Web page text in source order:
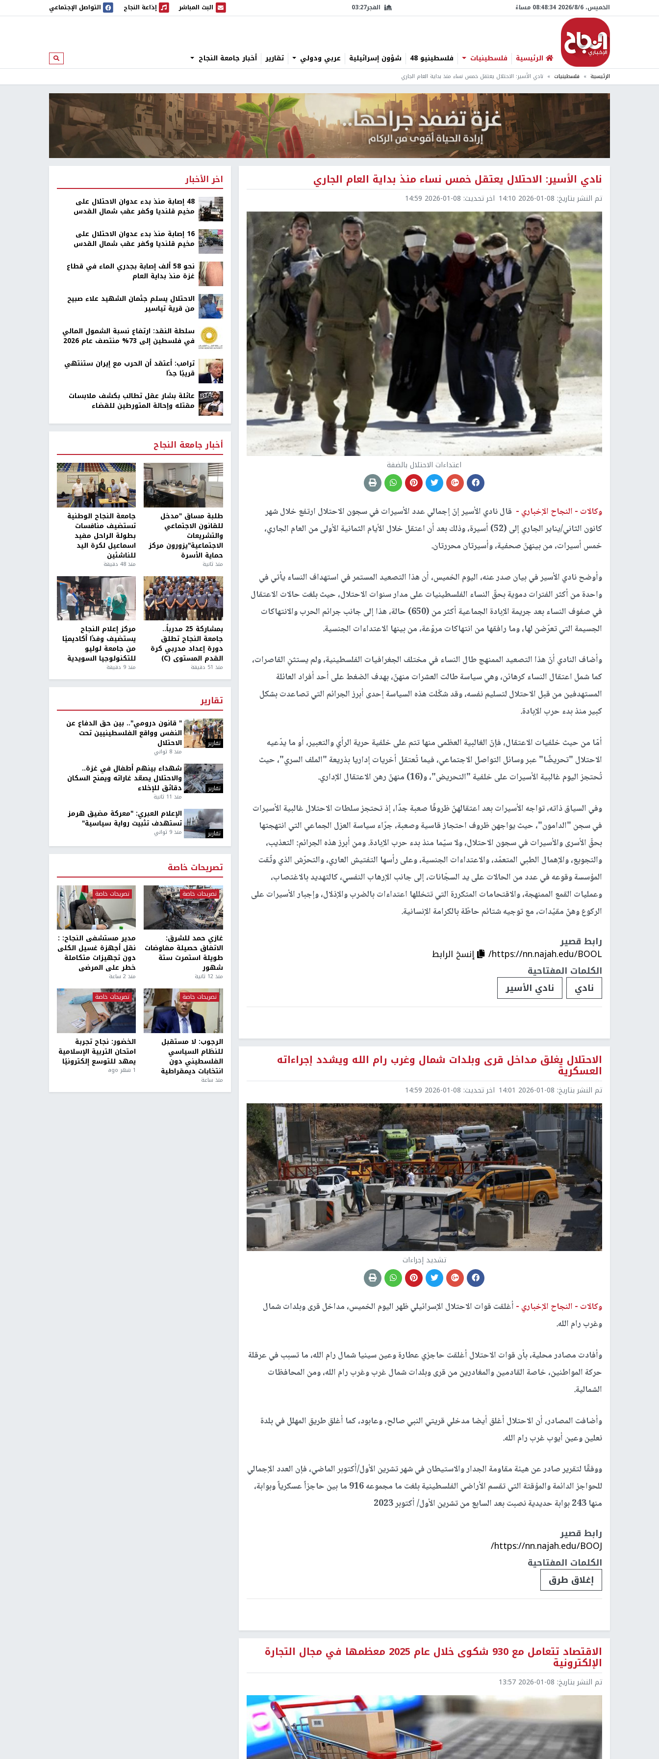
الخميس، 6/‏8/‏2026 08:48:35 مساءً الفجر03:27 البث المباشر
البث المباشر إذاعة النجاح
إذاعة النجاح التواصل الإجتماعي
الرئيسية فلسطينيات فلسطينيو 48 شؤون إسرائيلية عربي ودولي تقارير أخبار جامعة النجاح ابحث
الرئيسية فلسطينيات نادي الأسير: الاحتلال يعتقل خمس نساء منذ بداية العام الجاري
نادي الأسير: الاحتلال يعتقل خمس نساء منذ بداية العام الجاري
تم النشر بتاريخ: 2026-01-08 14:10 اخر تحديث: 2026-01-08 14:59
اعتداءات الاحتلال بالضفة
وكالات - النجاح الإخباري - قال نادي الأسير إنّ إجمالي عدد الأسيرات في سجون الاحتلال ارتفع خلال شهر
كانون الثاني/يناير الجاري إلى (52) أسيرة، وذلك بعد أن اعتقل خلال الأيام الثمانية الأولى من العام الجاري،
خمس أسيرات، من بينهنّ صحفية، وأسيرتان محررتان.
وأوضح نادي الأسير في بيان صدر عنه، اليوم الخميس، أن هذا التصعيد المستمر في استهداف النساء يأتي في
واحدة من أكثر الفترات دموية بحقّ النساء الفلسطينيات على مدار سنوات الاحتلال، حيث بلغت حالات الاعتقال
في صفوف النساء بعد جريمة الإبادة الجماعية أكثر من (650) حالة، هذا إلى جانب جرائم الحرب والانتهاكات
الجسيمة التي تعرّضن لها، وما رافقها من انتهاكات مروّعة، من بينها الاعتداءات الجنسية.
وأضاف النادي أنّ هذا التصعيد الممنهج طال النساء في مختلف الجغرافيات الفلسطينية، ولم يستثنِ القاصرات،
كما شمل اعتقال النساء كرهائن، وهي سياسة طالت العشرات منهنّ، بهدف الضغط على أحد أفراد العائلة
المستهدفين من قبل الاحتلال لتسليم نفسه، وقد شكّلت هذه السياسة إحدى أبرز الجرائم التي تصاعدت بشكل
كبير منذ بدء حرب الإبادة.
أمّا من حيث خلفيات الاعتقال، فإنّ الغالبية العظمى منها تتم على خلفية حرية الرأي والتعبير، أو ما يدّعيه
الاحتلال "تحريضًا" عبر وسائل التواصل الاجتماعي، فيما تُعتقل أخريات إداريا بذريعة "الملف السري"، حيث
تُحتجز اليوم غالبية الأسيرات على خلفية "التحريض"، و(16) منهنّ رهن الاعتقال الإداري.
وفي السياق ذاته، تواجه الأسيرات بعد اعتقالهنّ ظروفًا صعبة جدًا، إذ تحتجز سلطات الاحتلال غالبية الأسيرات
في سجن "الدامون"، حيث يواجهن ظروف احتجاز قاسية وصعبة، جرّاء سياسة العزل الجماعي التي انتهجتها
بحقّ الأسرى والأسيرات في سجون الاحتلال، ولا سيّما منذ بدء حرب الإبادة. ومن أبرز هذه الجرائم: التعذيب،
والتجويع، والإهمال الطبي المتعمّد، والاعتداءات الجنسية، وعلى رأسها التفتيش العاري، والتحرّش الذي وثّقت
المؤسسة وقوعه في عدد من الحالات على يد السجّانات، إلى جانب الإرهاب النفسي، كالتهديد بالاغتصاب،
وعمليات القمع الممنهجة، والاقتحامات المتكررة التي تتخللها اعتداءات بالضرب والإذلال، وإجبار الأسيرات على
الركوع وهنّ مقيّدات، مع توجيه شتائم حاطّة بالكرامة الإنسانية.
رابط قصير
https://nn.najah.edu/BOOL/
إنسخ الرابط
الكلمات المفتاحية
نادي
نادي الأسير
الاحتلال يغلق مداخل قرى وبلدات شمال وغرب رام الله ويشدد إجراءاته
العسكرية
تم النشر بتاريخ: 2026-01-08 14:01 اخر تحديث: 2026-01-08 14:59
تشديد إجراءات
وكالات - النجاح الإخباري - أغلقت قوات الاحتلال الإسرائيلي ظهر اليوم الخميس، مداخل قرى وبلدات شمال
وغرب رام الله.
وأفادت مصادر محلية، بأن قوات الاحتلال أغلقت حاجزي عطارة وعين سينيا شمال رام الله، ما تسبب في عرقلة
حركة المواطنين، خاصة القادمين والمغادرين من قرى وبلدات شمال غرب وغرب رام الله، ومن المحافظات
الشمالية.
وأضافت المصادر، أن الاحتلال أغلق أيضا مدخلي قريتي النبي صالح، وعابود، كما أغلق طريق المهلل في بلدة
نعلين وعين أيوب غرب رام الله.
ووفقًا لتقرير صادر عن هيئة مقاومة الجدار والاستيطان في شهر تشرين الأول/أكتوبر الماضي، فإن العدد الإجمالي
للحواجز الدائمة والمؤقتة التي تقسم الأراضي الفلسطينية بلغت ما مجموعه 916 ما بين حاجزاً عسكرياً وبوابة،
منها 243 بوابة حديدية نصبت بعد السابع من تشرين الأول/ أكتوبر 2023
رابط قصير
https://nn.najah.edu/BOOJ/
الكلمات المفتاحية
إغلاق طرق
الاقتصاد تتعامل مع 930 شكوى خلال عام 2025 معظمها في مجال التجارة
الإلكترونية
تم النشر بتاريخ: 2026-01-08 13:57
اخر الأخبار
48 إصابة منذ بدء عدوان الاحتلال على
مخيم قلنديا وكفر عقب شمال القدس
16 إصابة منذ بدء عدوان الاحتلال على
مخيم قلنديا وكفر عقب شمال القدس
نحو 58 ألف إصابة بجدري الماء في قطاع
غزة منذ بداية العام
الاحتلال يسلم جثمان الشهيد علاء صبيح
من قرية تياسير
سلطة النقد: ارتفاع نسبة الشمول المالي
في فلسطين إلى 73% منتصف عام 2026
ترامب: أعتقد أن الحرب مع إيران ستنتهي
قريبًا جدًا
عائلة بشار عقل تطالب بكشف ملابسات
مقتله وإحالة المتورطين للقضاء
أخبار جامعة النجاح
طلبة مساق "مدخل
للقانون الاجتماعي
والتشريعات
الاجتماعية"يزورون مركز
حماية الأسرة
منذ ثانية
جامعة النجاح الوطنية
تستضيف منافسات
بطولة الراحل مفيد
اسماعيل لكرة اليد
للناشئين
منذ 48 دقيقة
بمشاركة 25 مدرباً..
جامعة النجاح تطلق
دورة إعداد مدربي كرة
القدم المستوى (C)
منذ 51 دقيقة
مركز إعلام النجاح
يستضيف وفدًا أكاديميًا
من جامعة لوليو
للتكنولوجيا السويدية
منذ 9 دقيقة
تقارير
تقارير
" قانون درومي".. بين حق الدفاع عن
النفس وواقع الفلسطينيين تحت
الاحتلال
منذ 8 ثواني
تقارير
شهداء بينهم أطفال في غزة..
والاحتلال يصعّد غاراته ويمنح السكان
دقائق للإخلاء
منذ 11 ثانية
تقارير
الإعلام العبري: "معركة مضيق هرمز
تستهدف تثبيت رواية سياسية"
منذ 9 ثواني
تصريحات خاصة
تصريحات خاصة
غازي حمد للشرق:
الاتفاق حصيلة مفاوضات
طويلة استمرت ستة
شهور
منذ 12 ثانية
تصريحات خاصة
مدير مستشفى النجاح: :
نقل أجهزة غسيل الكلى
دون تجهيزات متكاملة
خطر على المرضى
منذ 2 ساعة
تصريحات خاصة
الرجوب: لا مستقبل
للنظام السياسي
الفلسطيني دون
انتخابات ديمقراطية
منذ ساعة
تصريحات خاصة
الخضور: نجاح تجربة
امتحان التربية الإسلامية
يمهد للتوسع إلكترونيًا
1 شهر ago